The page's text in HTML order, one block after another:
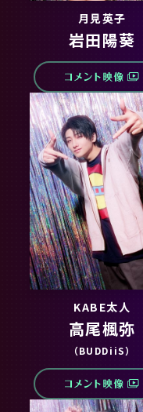
月見英子
岩田陽葵
KABE太人
高尾楓弥
（BUDDiiS）